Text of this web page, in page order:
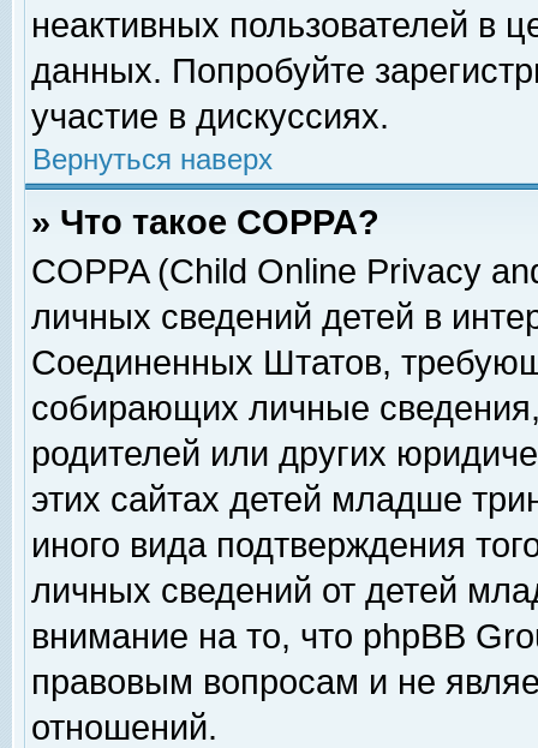
неактивных пользователей в
данных. Попробуйте
участие в дискуссиях.
Вернуться наверх
» Что такое COPPA?
COPPA (Child Online Privacy
личных сведений детей в
Соединенных Штатов,
собирающих личные
родителей или других
этих сайтах детей младше
иного вида подтверждения
личных сведений от детей
внимание на то, что phpBB
правовым вопросам и не
отношений.